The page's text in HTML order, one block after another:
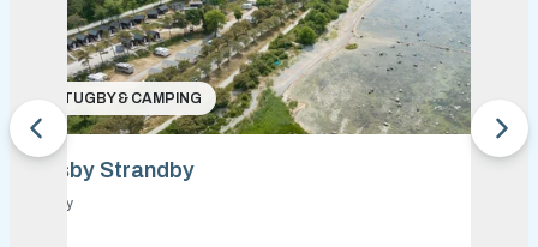
STUGBY & CAMPING
Visby Strandby
Visby